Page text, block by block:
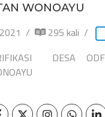
WONOAYU
295 kali
DESA